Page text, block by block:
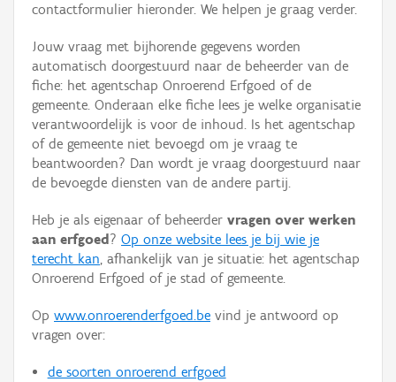
Aanduidingsobject
Waarneming
Thema
Gebeurtenis
Persoon of collectief
Hergebruik
Aanmelden
contactformulier hieronder. We helpen je graag verder.
Jouw vraag met bijhorende gegevens worden
automatisch doorgestuurd naar de beheerder van de
fiche: het agentschap Onroerend Erfgoed of de
gemeente. Onderaan elke fiche lees je welke organisatie
verantwoordelijk is voor de inhoud. Is het agentschap
of de gemeente niet bevoegd om je vraag te
beantwoorden? Dan wordt je vraag doorgestuurd naar
de bevoegde diensten van de andere partij.
Heb je als eigenaar of beheerder vragen over werken
aan erfgoed ? Op onze website lees je bij wie je
terecht kan, afhankelijk van je situatie: het agentschap
Onroerend Erfgoed of je stad of gemeente.
Op www.onroerenderfgoed.be vind je antwoord op
vragen over:
de soorten onroerend erfgoed